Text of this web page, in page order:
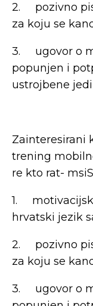
2. pozivno
za koju se
3. ugovor o
popunjen i
ustrojbene
Zainteresirani
trening
re kto rat-
1.
hrvatski jezik
2. pozivno
za koju se
3. ugovor o